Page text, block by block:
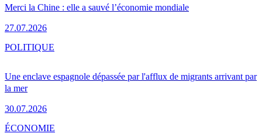
Merci la Chine : elle a sauvé l’économie mondiale
27.07.2026
Une enclave espagnole dépassée par l'afflux de migrants arrivant par
la mer
30.07.2026
POLITIQUE
ÉCONOMIE